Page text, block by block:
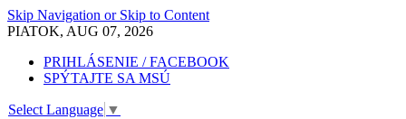
Skip Navigation or Skip to Content
PIATOK, AUG 07, 2026
PRIHLÁSENIE / FACEBOOK
SPÝTAJTE SA MSÚ
Select Language ▼